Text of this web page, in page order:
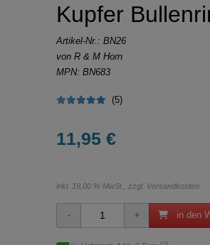
Kupfer
Artikel-Nr.: BN26
von R & M Horn
MPN: BN683
(5)
11,95 €
inkl. 19,00 % MwSt., zzgl. Versandkosten
in den